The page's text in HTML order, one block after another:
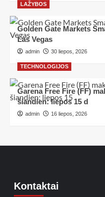
LAŽYBOS
Golden Gate Markets
Las Vegas
admin 30 liepos, 2026
TECHNOLOGIJOS
Garena Free Fire (FF)
šiandien: liepos 15 d
admin 16 liepos, 2026
Kontaktai